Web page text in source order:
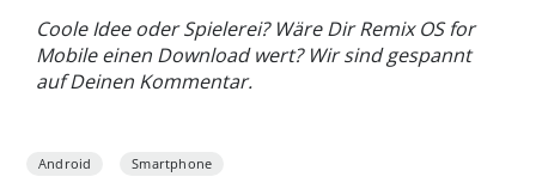
Coole Idee oder Spielerei? Wäre Dir Remix OS for
Mobile einen Download wert? Wir sind gespannt
auf Deinen Kommentar.
Android Smartphone